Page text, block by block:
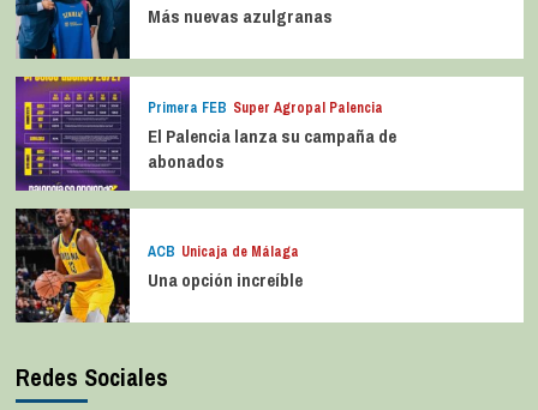
Más nuevas azulgranas
Primera FEB Super Agropal Palencia
El Palencia lanza su campaña de
abonados
ACB Unicaja de Málaga
Una opción increíble
Redes Sociales